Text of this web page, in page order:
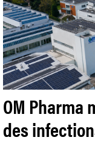
OM Pharma
des